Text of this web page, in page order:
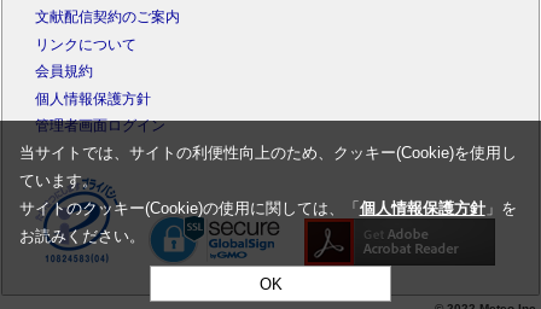
文献配信契約のご案内
リンクについて
会員規約
個人情報保護方針
管理者画面ログイン
当サイトでは、サイトの利便性向上のため、クッキー(Cookie)を使用し
ています。
サイトのクッキー(Cookie)の使用に関しては、「 個人情報保護方針」を
お読みください。
OK